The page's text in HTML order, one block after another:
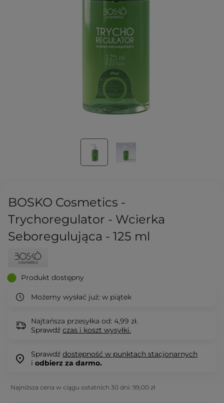
BOSKO Cosmetics -
Trychoregulator - Wcierka
Seboregulująca - 125 ml
Produkt dostępny
Możemy wysłać już: w piątek
Najtańsza przesyłka od: 4,99 zł.
Sprawdź czas i koszt wysyłki.
Sprawdź dostępność w punktach stacjonarnych
i odbierz za darmo.
Najniższa cena w ciągu ostatnich 30 dni: 99,00 zł